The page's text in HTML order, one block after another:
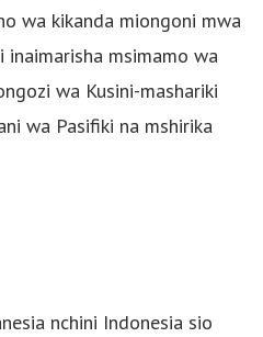
wa kikanda miongoni mwa
msimamo wa
wa Kusini-mashariki
wa Pasifiki na mshirika
nchini Indonesia sio